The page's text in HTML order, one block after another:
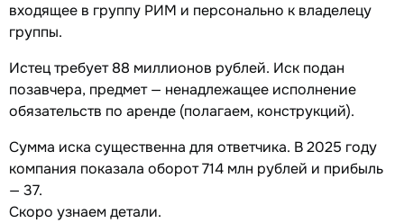
входящее в группу РИМ и персонально к владелецу
группы.
Истец требует 88 миллионов рублей. Иск подан
позавчера, предмет — ненадлежащее исполнение
обязательств по аренде (полагаем, конструкций).
Сумма иска существенна для ответчика. В 2025 году
компания показала оборот 714 млн рублей и прибыль
— 37.
Скоро узнаем детали.